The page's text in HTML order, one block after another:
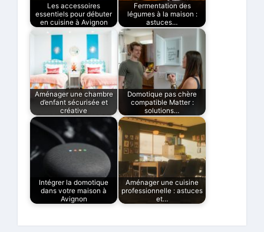
Les accessoires
essentiels pour débuter
en cuisine à Avignon
Fermentation des
légumes à la maison :
astuces…
Aménager une chambre
d’enfant sécurisée et
créative
Domotique pas chère
compatible Matter :
solutions…
Intégrer la domotique
dans votre maison à
Avignon
Aménager une cuisine
professionnelle : astuces
et…